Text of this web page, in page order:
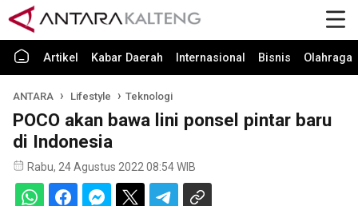
Artikel Kabar Daerah Internasional Bisnis Olahraga
ANTARA Lifestyle Teknologi
POCO akan bawa lini ponsel pintar baru
di Indonesia
Rabu, 24 Agustus 2022 08:54 WIB